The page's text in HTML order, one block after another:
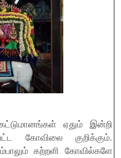
ஏதும் இன்றி
கோவிலை குறிக்கும்.
கற்றளி கோவில்களே